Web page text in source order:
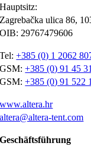
Hauptsitz:
Zagrebačka ulica 86,
OIB: 29767479606
Tel:+385 (0) 1 2062
GSM:+385 (0) 91 45
GSM:+385 (0) 91 522
www.altera.hr
altera@altera-tent.com
Geschäftsführung